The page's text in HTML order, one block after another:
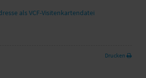
als VCF-Visitenkartendatei
Drucken